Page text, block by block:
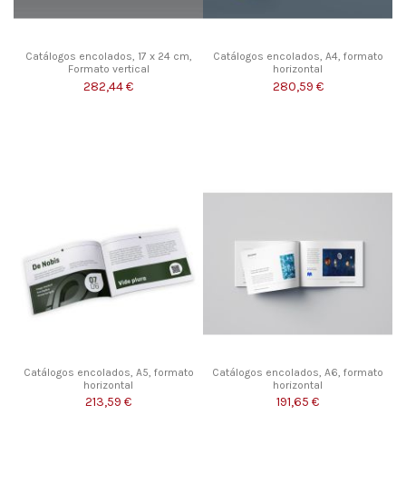
Catálogos encolados, 17 x 24 cm,
Formato vertical
282,44 €
Catálogos encolados, A4, formato
horizontal
280,59 €
Catálogos encolados, A5, formato
horizontal
213,59 €
Catálogos encolados, A6, formato
horizontal
191,65 €